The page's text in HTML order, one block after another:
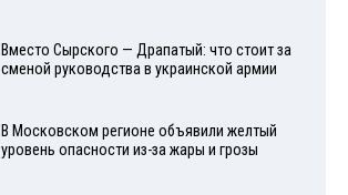
Вместо Сырского — Драпатый: что стоит за
сменой руководства в украинской армии
В Московском регионе объявили желтый
уровень опасности из-за жары и грозы